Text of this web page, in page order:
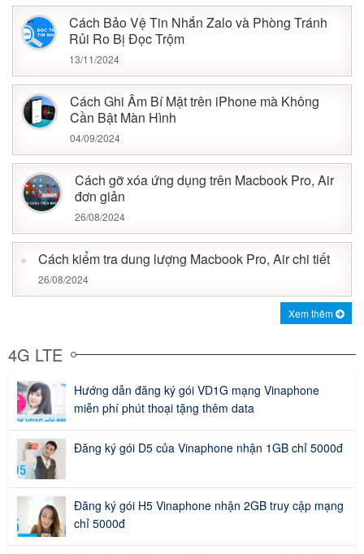
Cách Bảo Vệ Tin Nhắn Zalo và Phòng Tránh
Rủi Ro Bị Đọc Trộm
13/11/2024
Cách Ghi Âm Bí Mật trên iPhone mà Không
Cần Bật Màn Hình
04/09/2024
Cách gỡ xóa ứng dụng trên Macbook Pro, Air
đơn giản
26/08/2024
Cách kiểm tra dung lượng Macbook Pro, Air chi tiết
26/08/2024
Xem thêm
4G LTE
Hướng dẫn đăng ký gói VD1G mạng Vinaphone
miễn phí phút thoại tặng thêm data
Đăng ký gói D5 của Vinaphone nhận 1GB chỉ 5000đ
Đăng ký gói H5 Vinaphone nhận 2GB truy cập mạng
chỉ 5000đ